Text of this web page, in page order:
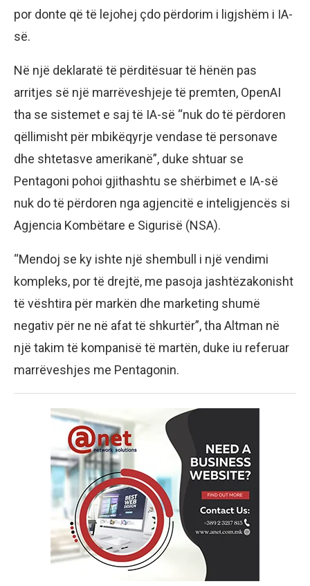
por donte që të lejohej çdo përdorim i ligjshëm i IA-
së.
Në një deklaratë të përditësuar të hënën pas
arritjes së një marrëveshjeje të premten, OpenAI
tha se sistemet e saj të IA-së “nuk do të përdoren
qëllimisht për mbikëqyrje vendase të personave
dhe shtetasve amerikanë”, duke shtuar se
Pentagoni pohoi gjithashtu se shërbimet e IA-së
nuk do të përdoren nga agjencitë e inteligjencës si
Agjencia Kombëtare e Sigurisë (NSA).
“Mendoj se ky ishte një shembull i një vendimi
kompleks, por të drejtë, me pasoja jashtëzakonisht
të vështira për markën dhe marketing shumë
negativ për ne në afat të shkurtër”, tha Altman në
një takim të kompanisë të martën, duke iu referuar
marrëveshjes me Pentagonin.